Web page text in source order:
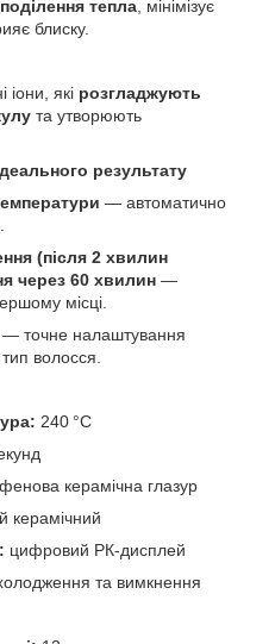
тепла , мінімізує
блиску.
іони, які розгладжують
та утворюють
результату
— автоматично
(після 2 хвилин
через 60 хвилин —
місці.
— точне налаштування
волосся.
240 °C
керамічна глазур
керамічний
цифровий РК-дисплей
та вимкнення